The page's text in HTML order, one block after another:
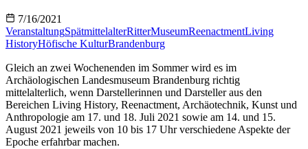
7/16/2021
VeranstaltungSpätmittelalterRitterMuseumReenactmentLiving
HistoryHöfische KulturBrandenburg
Gleich an zwei Wochenenden im Sommer wird es im
Archäologischen Landesmuseum Brandenburg richtig
mittelalterlich, wenn Darstellerinnen und Darsteller aus den
Bereichen Living History, Reenactment, Archäotechnik, Kunst und
Anthropologie am 17. und 18. Juli 2021 sowie am 14. und 15.
August 2021 jeweils von 10 bis 17 Uhr verschiedene Aspekte der
Epoche erfahrbar machen.